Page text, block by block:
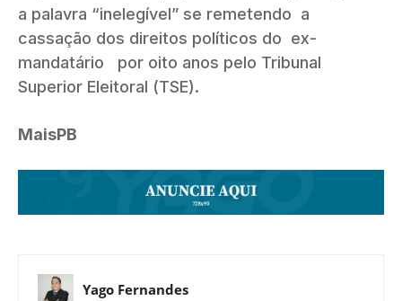
a palavra “inelegível” se remetendo a
cassação dos direitos políticos do ex-
mandatário por oito anos pelo Tribunal
Superior Eleitoral (TSE).
MaisPB
Yago Fernandes